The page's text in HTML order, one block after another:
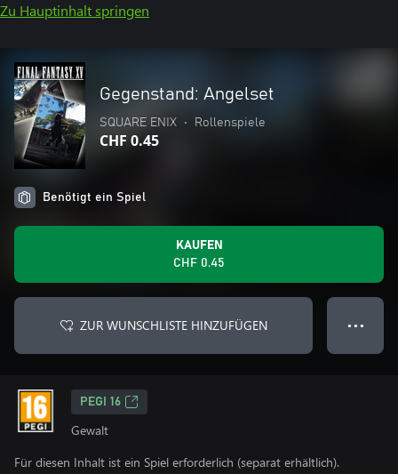
Zu Hauptinhalt springen
Gegenstand: Angelset
SQUARE ENIX • Rollenspiele
CHF 0.45
Benötigt ein Spiel
KAUFEN
CHF 0.45
ZUR WUNSCHLISTE HINZUFÜGEN ● ● ●
PEGI 16
Gewalt
Für diesen Inhalt ist ein Spiel erforderlich (separat erhältlich).